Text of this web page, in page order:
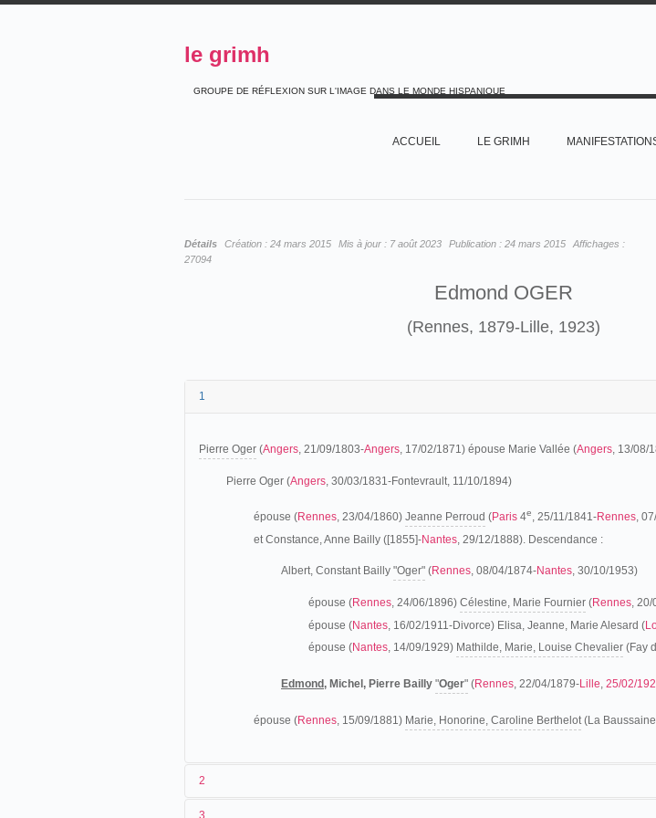
le grimh
GROUPE DE RÉFLEXION SUR L'IMAGE DANS LE MONDE HISPANIQUE
ACCUEIL LE GRIMH
Détails Création : 24 mars 2015 Mis à jour : 7 août 2023 Publication : 24 mars 2015
Affichages :
27094
Edmond OGER
(Rennes, 1879-Lille, 1923)
1
Pierre Oger (Angers, 21/09/1803-Angers, 17/02/1871) épouse Marie Vallée (Angers, 13/08/
Pierre Oger (Angers, 30/03/1831-Fontevrault, 11/10/1894)
épouse (Rennes, 23/04/1860) Jeanne Perroud (Paris 4e, 25/11/1841-Rennes,
et Constance, Anne Bailly ([1855]-Nantes, 29/12/1888). Descendance :
Albert, Constant Bailly "Oger" (Rennes, 08/04/1874-Nantes, 30/10/1953)
épouse (Rennes, 24/06/1896) Célestine, Marie Fournier (Rennes,
épouse (Nantes, 16/02/1911-Divorce) Elisa, Jeanne, Marie Alesard (
épouse (Nantes, 14/09/1929) Mathilde, Marie, Louise Chevalier (Fay
Edmond, Michel, Pierre Bailly "Oger" (Rennes, 22/04/1879-Lille, 25/02/
épouse (Rennes, 15/09/1881) Marie, Honorine, Caroline Berthelot(La
2
3